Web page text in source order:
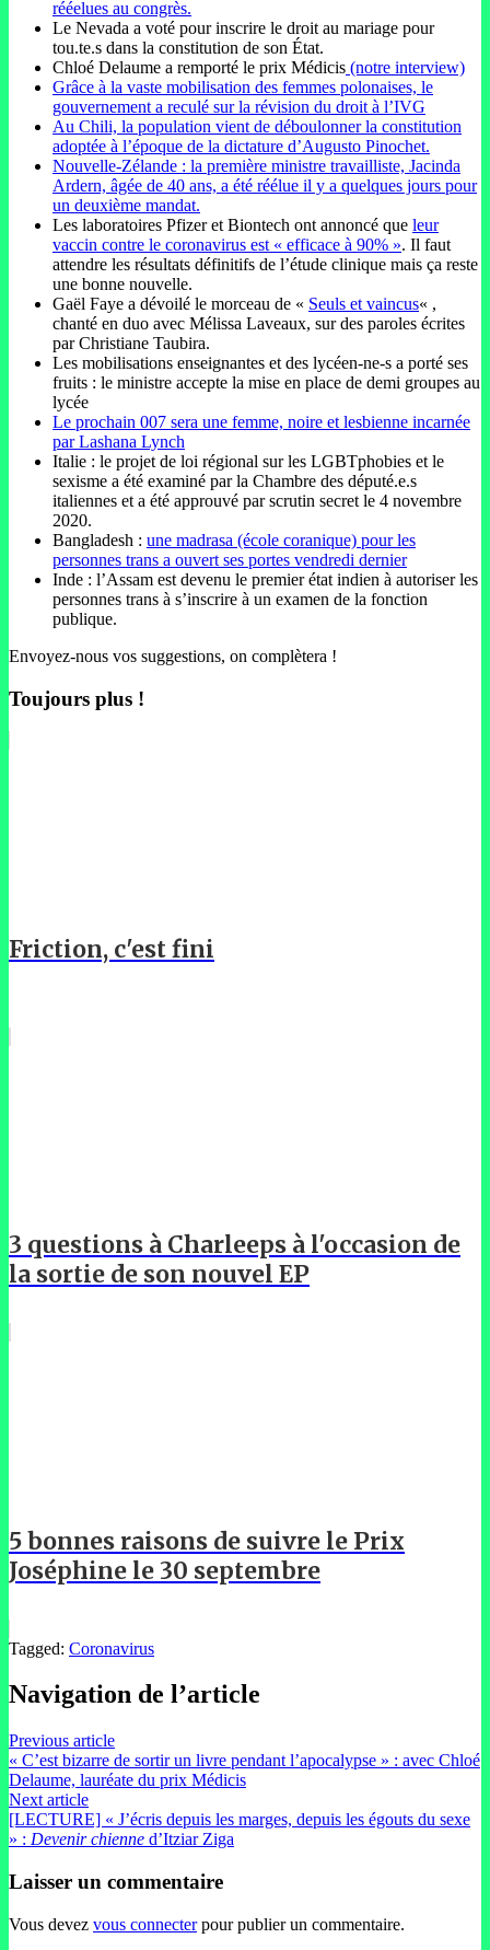
rééelues au congrès.
Le Nevada a voté pour inscrire le droit au mariage pour
tou.te.s dans la constitution de son État.
Chloé Delaume a remporté le prix Médicis (notre interview)
Grâce à la vaste mobilisation des femmes polonaises, le
gouvernement a reculé sur la révision du droit à l’IVG
Au Chili, la population vient de déboulonner la constitution
adoptée à l’époque de la dictature d’Augusto Pinochet.
Nouvelle-Zélande : la première ministre travailliste, Jacinda
Ardern, âgée de 40 ans, a été réélue il y a quelques jours pour
un deuxième mandat.
Les laboratoires Pfizer et Biontech ont annoncé que leur
vaccin contre le coronavirus est « efficace à 90% ». Il faut
attendre les résultats définitifs de l’étude clinique mais ça reste
une bonne nouvelle.
Gaël Faye a dévoilé le morceau de « Seuls et vaincus« ,
chanté en duo avec Mélissa Laveaux, sur des paroles écrites
par Christiane Taubira.
Les mobilisations enseignantes et des lycéen-ne-s a porté ses
fruits : le ministre accepte la mise en place de demi groupes au
lycée
Le prochain 007 sera une femme, noire et lesbienne incarnée
par Lashana Lynch
Italie : le projet de loi régional sur les LGBTphobies et le
sexisme a été examiné par la Chambre des député.e.s
italiennes et a été approuvé par scrutin secret le 4 novembre
2020.
Bangladesh : une madrasa (école coranique) pour les
personnes trans a ouvert ses portes vendredi dernier
Inde : l’Assam est devenu le premier état indien à autoriser les
personnes trans à s’inscrire à un examen de la fonction
publique.
Envoyez-nous vos suggestions, on complètera !
Toujours plus !
Friction, c'est fini
3 questions à Charleeps à l'occasion de
la sortie de son nouvel EP
5 bonnes raisons de suivre le Prix
Joséphine le 30 septembre
Tagged: Coronavirus
Navigation de l’article
Previous article
« C’est bizarre de sortir un livre pendant l’apocalypse » : avec Chloé
Delaume, lauréate du prix Médicis
Next article
[LECTURE] « J’écris depuis les marges, depuis les égouts du sexe
» : Devenir chienne d’Itziar Ziga
Laisser un commentaire
Vous devez vous connecterpour publier un commentaire.